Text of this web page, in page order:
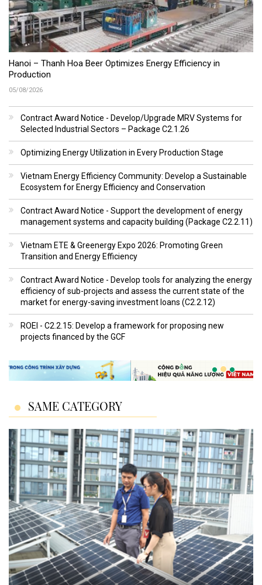
Hanoi – Thanh Hoa Beer Optimizes Energy Efficiency in
Production
05/08/2026
Contract Award Notice - Develop/Upgrade MRV Systems for
Selected Industrial Sectors – Package C2.1.26
Optimizing Energy Utilization in Every Production Stage
Vietnam Energy Efficiency Community: Develop a Sustainable
Ecosystem for Energy Efficiency and Conservation
Contract Award Notice - Support the development of energy
management systems and capacity building (Package C2.2.11)
Vietnam ETE & Greenergy Expo 2026: Promoting Green
Transition and Energy Efficiency
Contract Award Notice - Develop tools for analyzing the energy
efficiency of sub-projects and assess the current state of the
market for energy-saving investment loans (C2.2.12)
ROEI - C2.2.15: Develop a framework for proposing new
projects financed by the GCF
SAME CATEGORY